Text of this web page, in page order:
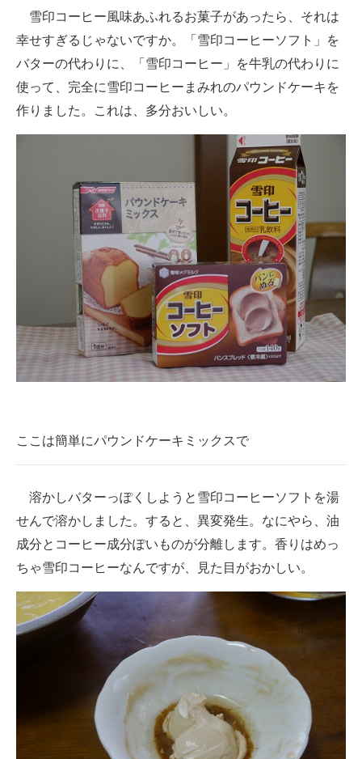
雪印コーヒー風味あふれるお菓子があったら、それは
幸せすぎるじゃないですか。「雪印コーヒーソフト」を
バターの代わりに、「雪印コーヒー」を牛乳の代わりに
使って、完全に雪印コーヒーまみれのパウンドケーキを
作りました。これは、多分おいしい。
ここは簡単にパウンドケーキミックスで
溶かしバターっぽくしようと雪印コーヒーソフトを湯
せんで溶かしました。すると、異変発生。なにやら、油
成分とコーヒー成分ぽいものが分離します。香りはめっ
ちゃ雪印コーヒーなんですが、見た目がおかしい。